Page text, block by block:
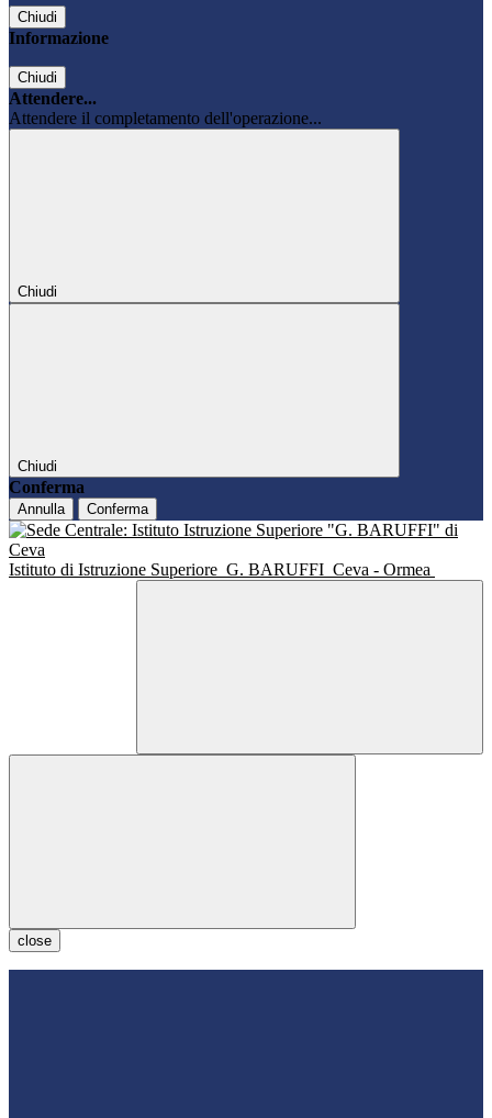
Chiudi
Informazione
Chiudi
Attendere...
Attendere il completamento dell'operazione...
Chiudi
Chiudi
Conferma
Annulla Conferma
Istituto di Istruzione Superiore G. BARUFFI Ceva - Ormea
close